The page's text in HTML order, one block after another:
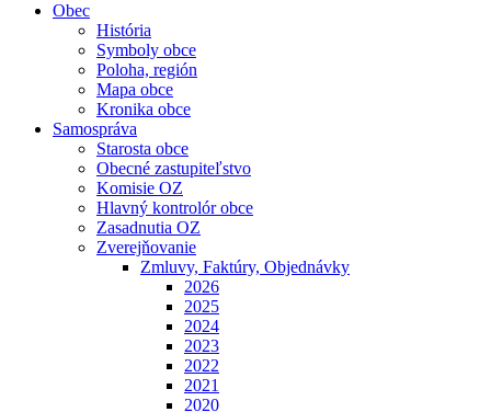
Obec
História
Symboly obce
Poloha, región
Mapa obce
Kronika obce
Samospráva
Starosta obce
Obecné zastupiteľstvo
Komisie OZ
Hlavný kontrolór obce
Zasadnutia OZ
Zverejňovanie
Zmluvy, Faktúry, Objednávky
2026
2025
2024
2023
2022
2021
2020